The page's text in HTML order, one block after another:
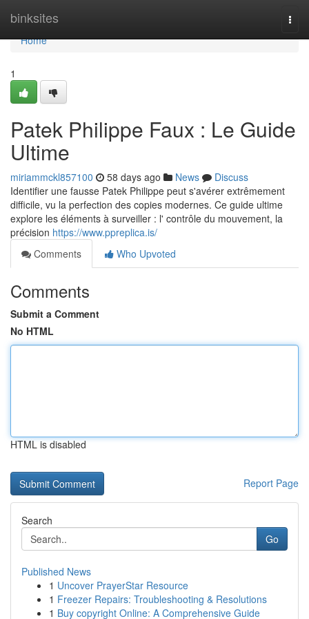
binksites
Home
Home
1
Patek Philippe Faux : Le Guide
Ultime
miriammckl857100 58 days ago News
Discuss
Identifier une fausse Patek Philippe peut s'avérer extrêmement
difficile, vu la perfection des copies modernes. Ce guide ultime
explore les éléments à surveiller : l' contrôle du mouvement, la
précision https://www.ppreplica.is/
Comments
Who Upvoted
Comments
Submit a Comment
No HTML
HTML is disabled
Report Page
Search
Go
Published News
1 Uncover PrayerStar Resource
1 Freezer Repairs: Troubleshooting & Resolutions
1 Buy copyright Online: A Comprehensive Guide